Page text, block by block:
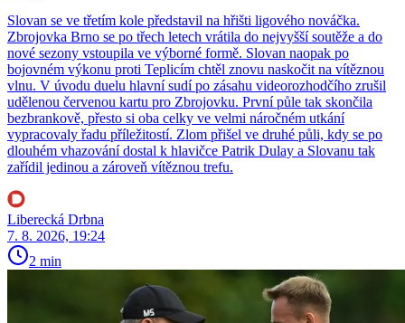
Slovan se ve třetím kole představil na hřišti ligového nováčka.
Zbrojovka Brno se po třech letech vrátila do nejvyšší soutěže a do
nové sezony vstoupila ve výborné formě. Slovan naopak po
bojovném výkonu proti Teplicím chtěl znovu naskočit na vítěznou
vlnu. V úvodu duelu hlavní sudí po zásahu videorozhodčího zrušil
udělenou červenou kartu pro Zbrojovku. První půle tak skončila
bezbrankově, přesto si oba celky ve velmi náročném utkání
vypracovaly řadu příležitostí. Zlom přišel ve druhé půli, kdy se po
dlouhém vhazování dostal k hlavičce Patrik Dulay a Slovanu tak
zařídil jedinou a zároveň vítěznou trefu.
Liberecká Drbna
7. 8. 2026, 19:24
2 min